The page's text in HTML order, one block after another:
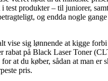
i test produkter – til juniorer,
og endda nogle
vise sig lønnende at kigge forbi
rabat på Black Laser Toner
at du køber, sådan at man er
pris.